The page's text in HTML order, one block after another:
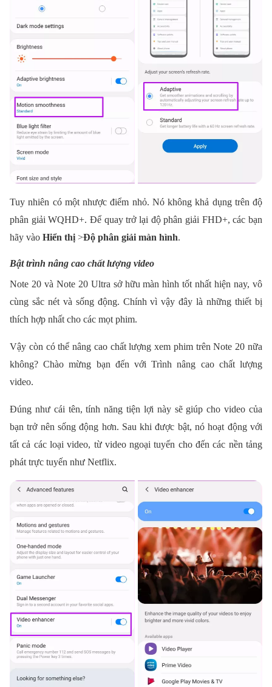
Tuy nhiên có một nhược điểm nhỏ. Nó không khả dụng trên độ
phân giải WQHD+. Để quay trở lại độ phân giải FHD+, các bạn
hãy vào Hiển thị >Độ phân giải màn hình.
Bật trình nâng cao chất lượng video
Note 20 và Note 20 Ultra sở hữu màn hình tốt nhất hiện nay, vô
cùng sắc nét và sống động. Chính vì vậy đây là những thiết bị
thích hợp nhất cho các mọt phim.
Vậy còn có thể nâng cao chất lượng xem phim trên Note 20 nữa
không? Chào mừng bạn đến với Trình nâng cao chất lượng
video.
Đúng như cái tên, tính năng tiện lợi này sẽ giúp cho video của
bạn trở nên sống động hơn. Sau khi được bật, nó hoạt động với
tất cả các loại video, từ video ngoại tuyến cho đến các nền tảng
phát trực tuyến như Netflix.